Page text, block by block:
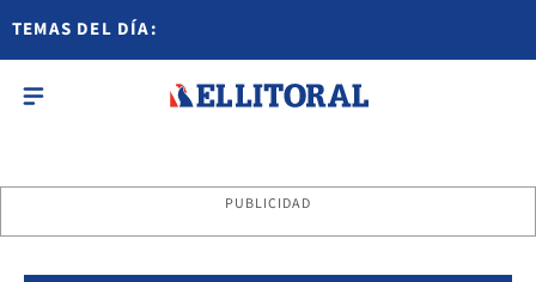
TEMAS DEL DÍA:
PUBLICIDAD